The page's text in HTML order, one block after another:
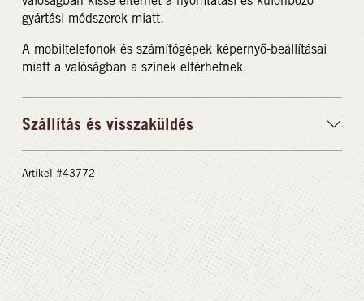
gyártási módszerek miatt.
A mobiltelefonok és számítógépek képernyő-beállításai
miatt a valóságban a színek eltérhetnek.
Szállítás és visszaküldés
Artikel #43772